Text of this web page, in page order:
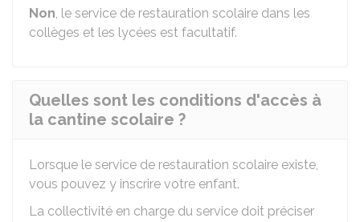
Non, le service de restauration scolaire dans les
collèges et les lycées est facultatif.
Quelles sont les conditions d'accès à
la cantine scolaire ?
Lorsque le service de restauration scolaire existe,
vous pouvez y inscrire votre enfant.
La collectivité en charge du service doit préciser